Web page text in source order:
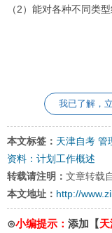
（2）能对各种不同类
我已了解，
本文标签： 天津自考 管
资料：计划工作概述
转载请注明： 文章转载
本文地址： http://
⊙小编提示： 添加【